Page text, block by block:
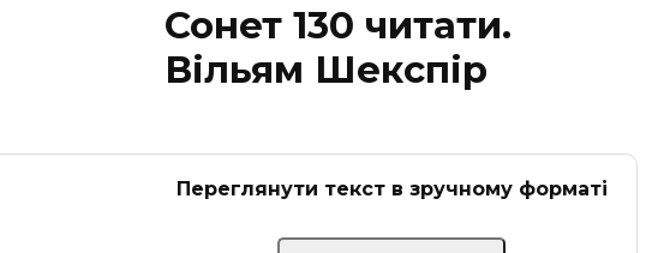
Сонет 130 читати.
Вільям Шекспір
Переглянути текст в зручному форматі